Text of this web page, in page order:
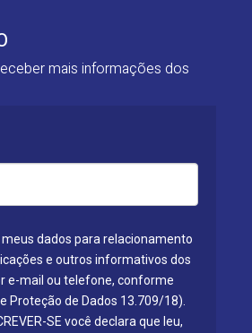
mais informações dos
dados para relacionamento
e outros informativos dos
e-mail ou telefone, conforme
Proteção de Dados 13.709/18).
SE você declara que leu,